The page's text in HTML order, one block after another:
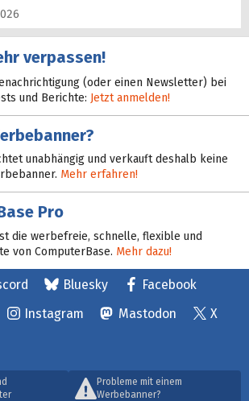
verpassen!
(oder einen Newsletter) bei
und Berichte: Jetzt anmelden!
unabhängig und verkauft deshalb keine
Mehr erfahren!
Pro
die werbefreie, schnelle, flexible und
von ComputerBase. Mehr dazu!
Bluesky
Facebook
Instagram Mastodon
X
Probleme mit einem
Werbebanner?